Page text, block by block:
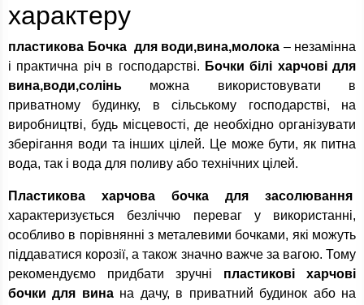
характеру
пластикова Бочка для води,вина,молока – незамінна
і практична річ в господарстві. Бочки білі харчові для
вина,води,солінь можна використовувати в
приватному будинку, в сільському господарстві, на
виробництві, будь місцевості, де необхідно організувати
зберігання води та інших цілей. Це може бути, як питна
вода, так і вода для поливу або технічних цілей.
Пластикова харчова бочка для засолювання
характеризується безліччю переваг у використанні,
особливо в порівнянні з металевими бочками, які можуть
піддаватися корозії, а також значно важче за вагою. Тому
рекомендуємо придбати зручні пластикові харчові
бочки для винана дачу, в приватний будинок або на